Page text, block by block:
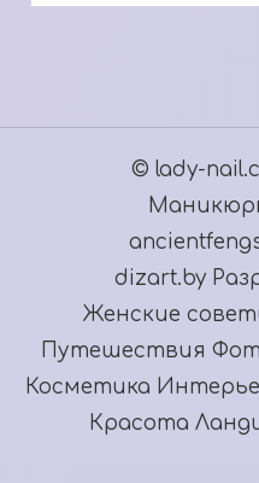
© lady-
dizart.by
Женские
Путешествия
Косметика
Красота